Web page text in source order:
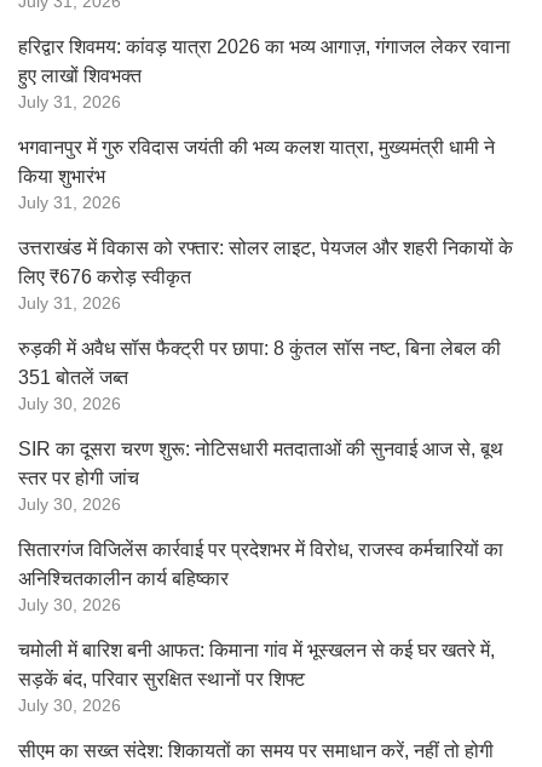
हरिद्वार शिवमय: कांवड़ यात्रा 2026 का भव्य आगाज़, गंगाजल लेकर रवाना
हुए लाखों शिवभक्त
July 31, 2026
भगवानपुर में गुरु रविदास जयंती की भव्य कलश यात्रा, मुख्यमंत्री धामी ने
किया शुभारंभ
July 31, 2026
उत्तराखंड में विकास को रफ्तार: सोलर लाइट, पेयजल और शहरी निकायों के
लिए ₹676 करोड़ स्वीकृत
July 31, 2026
रुड़की में अवैध सॉस फैक्ट्री पर छापा: 8 कुंतल सॉस नष्ट, बिना लेबल की
351 बोतलें जब्त
July 30, 2026
SIR का दूसरा चरण शुरू: नोटिसधारी मतदाताओं की सुनवाई आज से, बूथ
स्तर पर होगी जांच
July 30, 2026
सितारगंज विजिलेंस कार्रवाई पर प्रदेशभर में विरोध, राजस्व कर्मचारियों का
अनिश्चितकालीन कार्य बहिष्कार
July 30, 2026
चमोली में बारिश बनी आफत: किमाना गांव में भूस्खलन से कई घर खतरे में,
सड़कें बंद, परिवार सुरक्षित स्थानों पर शिफ्ट
July 30, 2026
सीएम का सख्त संदेश: शिकायतों का समय पर समाधान करें, नहीं तो होगी